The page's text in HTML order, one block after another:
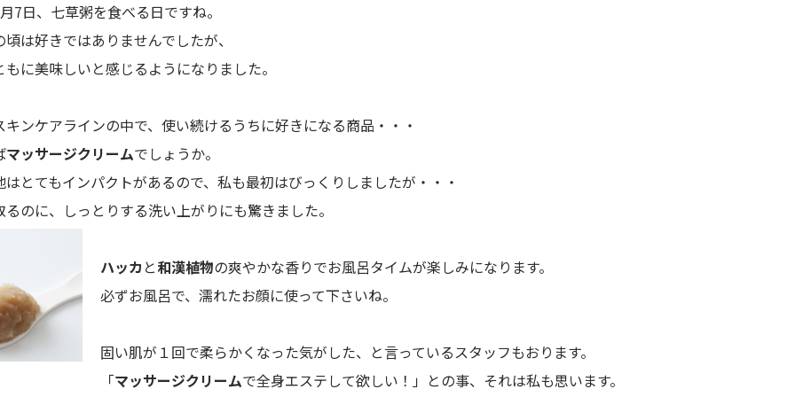
7日、七草粥を食べる日ですね。
は好きではありませんでしたが、
もに美味しいと感じるようになりました。
キンケアラインの中で、使い続けるうちに好きになる商品・・・
マッサージクリームでしょうか。
はとてもインパクトがあるので、私も最初はびっくりしましたが・・・
るのに、しっとりする洗い上がりにも驚きました。
ハッカ と和漢植物の爽やかな香りでお風呂タイムが楽しみになります。
必ずお風呂で、濡れたお顔に使って下さいね。
固い肌が１回で柔らかくなった気がした、と言っているスタッフもおります。
「マッサージクリームで全身エステして欲しい！」との事、それは私も思います。